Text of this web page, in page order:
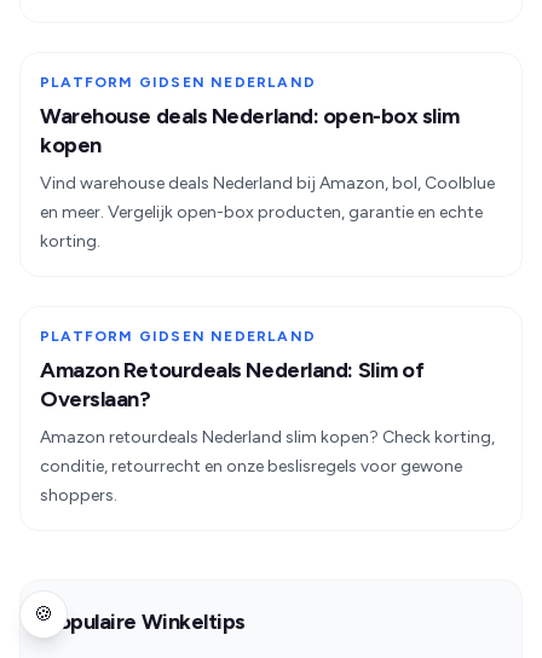
PLATFORM GIDSEN NEDERLAND
Warehouse deals Nederland: open-box slim
kopen
Vind warehouse deals Nederland bij Amazon, bol, Coolblue
en meer. Vergelijk open-box producten, garantie en echte
korting.
PLATFORM GIDSEN NEDERLAND
Amazon Retourdeals Nederland: Slim of
Overslaan?
Amazon retourdeals Nederland slim kopen? Check korting,
conditie, retourrecht en onze beslisregels voor gewone
shoppers.
Populaire Winkeltips
🍪